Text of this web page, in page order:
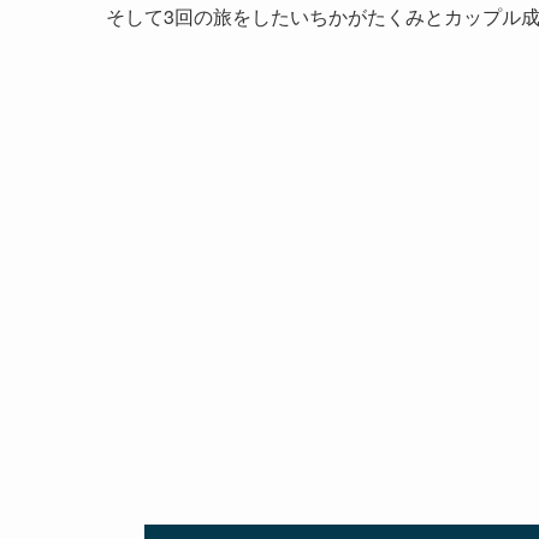
そして3回の旅をしたいちかがたくみとカップル